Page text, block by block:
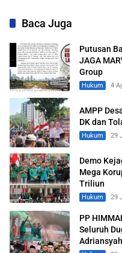
Baca Juga
Putusan
JAGA
Group
Hukum 4
AMPP
DK dan
Hukum 29
Demo
Mega
Triliun
Hukum 29
PP
Seluruh
Adriansyah